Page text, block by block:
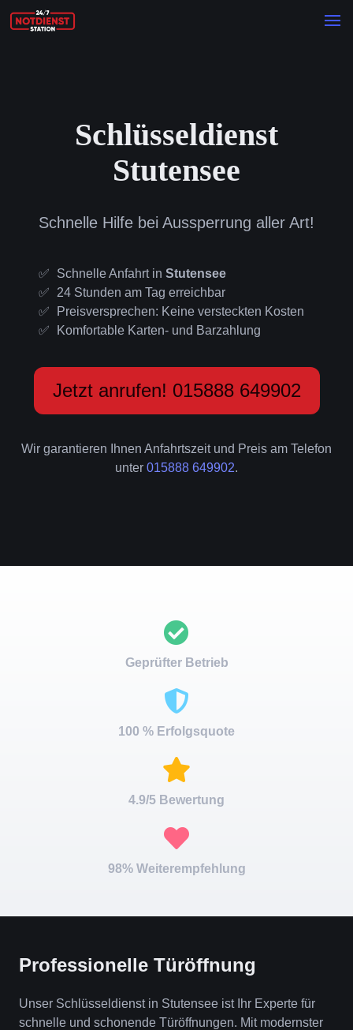
Schlüsseldienst
Stutensee
Schnelle Hilfe bei Aussperrung aller Art!
Schnelle Anfahrt in Stutensee
24 Stunden am Tag erreichbar
Preisversprechen: Keine versteckten Kosten
Komfortable Karten- und Barzahlung
Jetzt anrufen! 015888 649902
Wir garantieren Ihnen Anfahrtszeit und Preis am Telefon
unter 015888 649902.
Geprüfter Betrieb
100 % Erfolgsquote
4.9/5 Bewertung
98% Weiterempfehlung
Professionelle Türöffnung
Unser Schlüsseldienst in Stutensee ist Ihr Experte für
schnelle und schonende Türöffnungen. Mit modernster